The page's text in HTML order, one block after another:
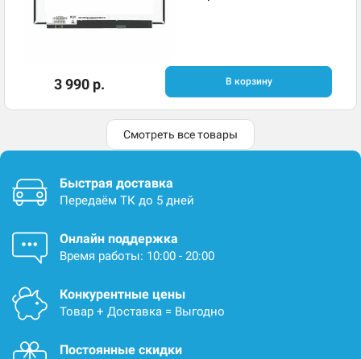
3 990 р. В корзину
Смотреть все товары
Быстрая доставка
Передаём ТК до 5 дней
Онлайн поддержка
Время работы: 10:00 - 20:00
Конкурентные цены
Товар + Доставка = Выгодно
Постоянные скидки